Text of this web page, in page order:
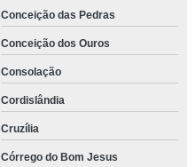
Conceição das Pedras
Conceição dos Ouros
Consolação
Cordislândia
Cruzília
Córrego do Bom Jesus